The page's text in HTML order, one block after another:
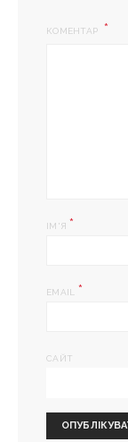
КОМЕНТАР
ІМ'Я *
EMAIL *
САЙТ